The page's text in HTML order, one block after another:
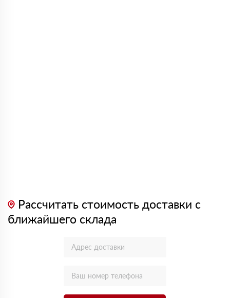
Рассчитать стоимость доставки с
ближайшего склада